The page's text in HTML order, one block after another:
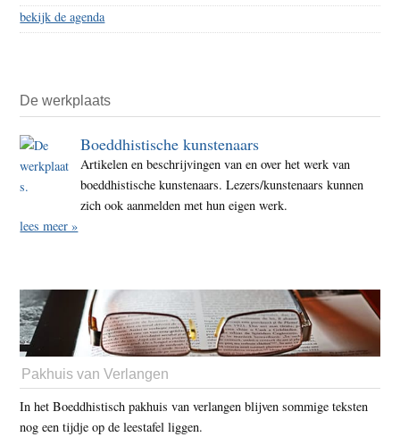
bekijk de agenda
De werkplaats
Boeddhistische kunstenaars
Artikelen en beschrijvingen van en over het werk van
boeddhistische kunstenaars. Lezers/kunstenaars kunnen
zich ook aanmelden met hun eigen werk.
lees meer »
Pakhuis van Verlangen
In het Boeddhistisch pakhuis van verlangen blijven sommige teksten
nog een tijdje op de leestafel liggen.